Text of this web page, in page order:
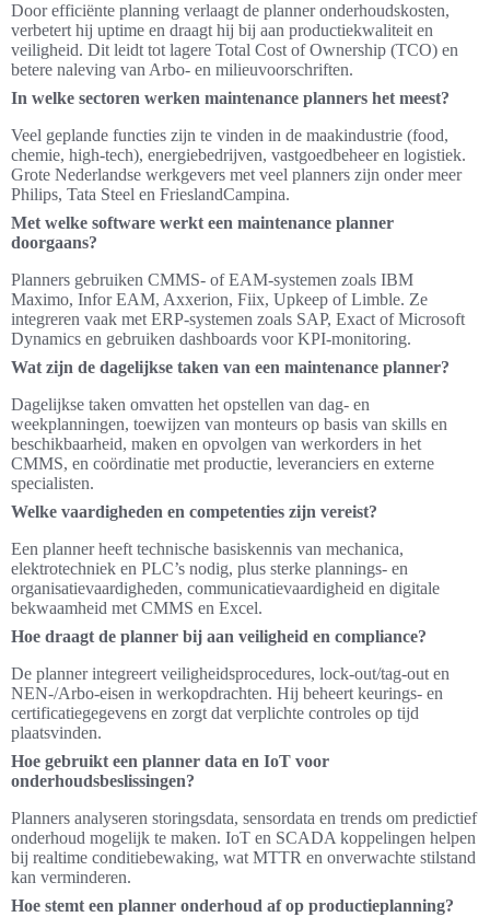
Door efficiënte planning verlaagt de planner onderhoudskosten,
verbetert hij uptime en draagt hij bij aan productiekwaliteit en
veiligheid. Dit leidt tot lagere Total Cost of Ownership (TCO) en
betere naleving van Arbo‑ en milieuvoorschriften.
In welke sectoren werken maintenance planners het meest?
Veel geplande functies zijn te vinden in de maakindustrie (food,
chemie, high‑tech), energiebedrijven, vastgoedbeheer en logistiek.
Grote Nederlandse werkgevers met veel planners zijn onder meer
Philips, Tata Steel en FrieslandCampina.
Met welke software werkt een maintenance planner
doorgaans?
Planners gebruiken CMMS‑ of EAM‑systemen zoals IBM
Maximo, Infor EAM, Axxerion, Fiix, Upkeep of Limble. Ze
integreren vaak met ERP‑systemen zoals SAP, Exact of Microsoft
Dynamics en gebruiken dashboards voor KPI‑monitoring.
Wat zijn de dagelijkse taken van een maintenance planner?
Dagelijkse taken omvatten het opstellen van dag‑ en
weekplanningen, toewijzen van monteurs op basis van skills en
beschikbaarheid, maken en opvolgen van werkorders in het
CMMS, en coördinatie met productie, leveranciers en externe
specialisten.
Welke vaardigheden en competenties zijn vereist?
Een planner heeft technische basiskennis van mechanica,
elektrotechniek en PLC’s nodig, plus sterke plannings‑ en
organisatievaardigheden, communicatievaardigheid en digitale
bekwaamheid met CMMS en Excel.
Hoe draagt de planner bij aan veiligheid en compliance?
De planner integreert veiligheidsprocedures, lock‑out/tag‑out en
NEN‑/Arbo‑eisen in werkopdrachten. Hij beheert keurings- en
certificatiegegevens en zorgt dat verplichte controles op tijd
plaatsvinden.
Hoe gebruikt een planner data en IoT voor
onderhoudsbeslissingen?
Planners analyseren storingsdata, sensordata en trends om predictief
onderhoud mogelijk te maken. IoT en SCADA koppelingen helpen
bij realtime conditiebewaking, wat MTTR en onverwachte stilstand
kan verminderen.
Hoe stemt een planner onderhoud af op productieplanning?